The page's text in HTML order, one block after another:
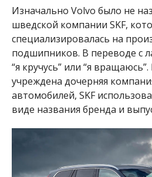
Изначально Volvo было не
шведской компании SKF,
специализировалась на
подшипников. В переводе с
“я кручусь” или “я
учреждена дочерняя
автомобилей, SKF
виде названия бренда и